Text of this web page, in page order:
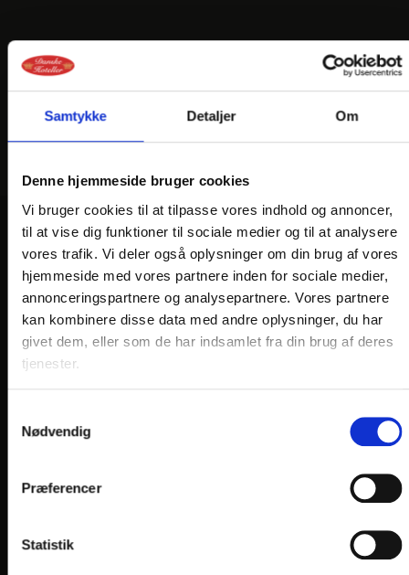
Samtykke Detaljer Om
Denne hjemmeside bruger cookies
Vi bruger cookies til at tilpasse vores indhold og annoncer,
til at vise dig funktioner til sociale medier og til at analysere
vores trafik. Vi deler også oplysninger om din brug af vores
hjemmeside med vores partnere inden for sociale medier,
annonceringspartnere og analysepartnere. Vores partnere
kan kombinere disse data med andre oplysninger, du har
givet dem, eller som de har indsamlet fra din brug af deres
tjenester.
Nødvendig
Præferencer
Statistik
VORES HOTELLER OG KATEGORIER
OPLEVELSER